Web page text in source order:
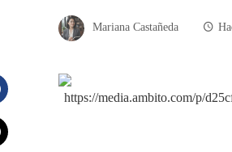
Mariana Castañeda